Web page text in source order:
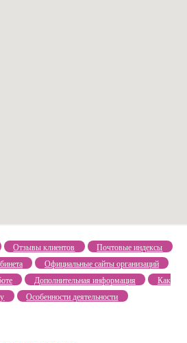
Отзывы клиентов
Почтовые индексы
Официальные сайты организаций
Дополнительная информация
Как
Особенности деятельности